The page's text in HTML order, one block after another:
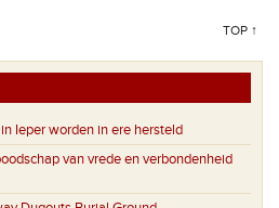
TOP ↑
Ieper worden in ere hersteld
van vrede en verbondenheid